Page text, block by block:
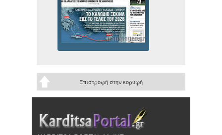
Επιστροφή στην κορυφή